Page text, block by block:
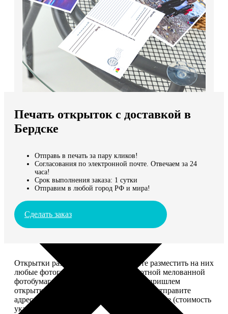
Мы доставляем по всему миру
Продолжить без города
Печать открыток с доставкой в
Бердске
Отправь в печать за пару кликов!
Согласования по электронной почте. Отвечаем за 24
часа!
Срок выполнения заказа: 1 сутки
Отправим в любой город РФ и мира!
Сделать заказ
Открытки размером 10*15, вы можете разместить на них
любые фотографии. Печатаем на плотной мелованной
фотобумаге плотностью 300 г/м2. Мы пришлем
открытки вам, вы сами их подпишете и отправите
адресату. Заказать можно 6 открыток и более (стоимость
указана за 6 штук).